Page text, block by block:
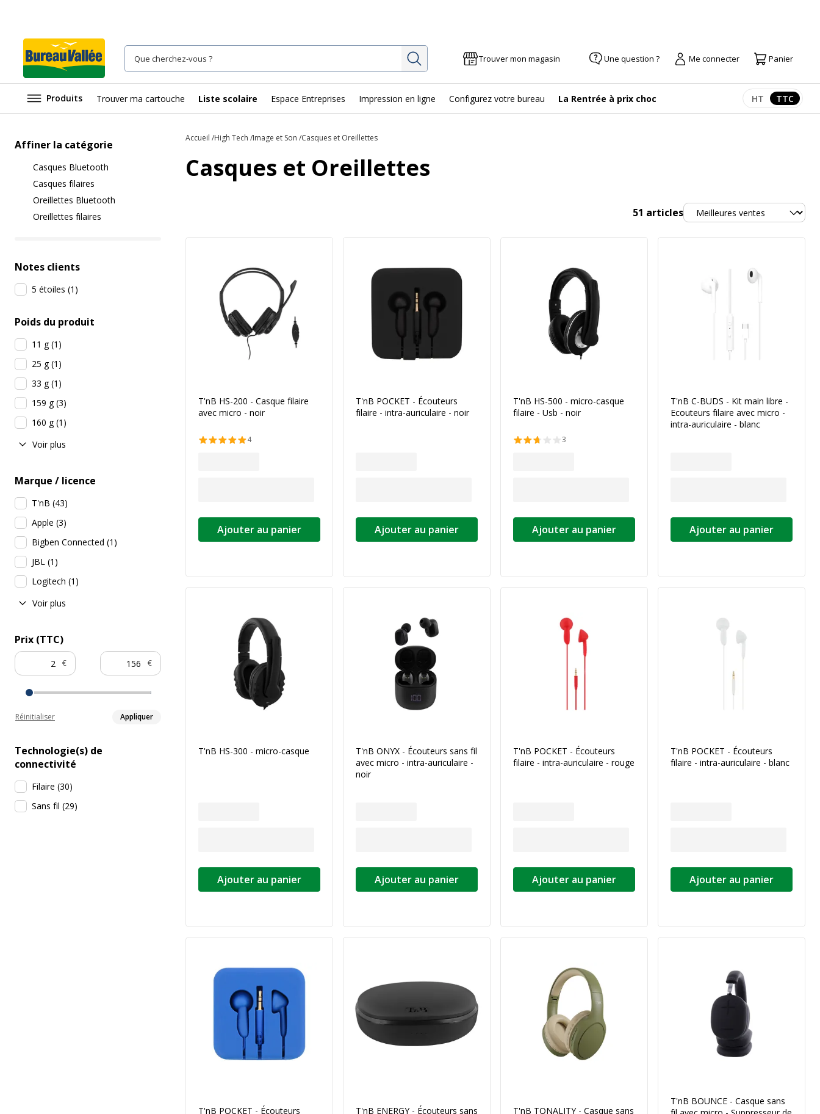
Rechercher Trouver mon magasin Une question ? Me connecter Panier
Produits Trouver ma cartouche Liste scolaire Espace Entreprises Impression en ligne Configurez votre bureau La Rentrée à prix choc Afficher les
HT TTC
Affiner la catégorie
Casques Bluetooth
Casques filaires
Oreillettes Bluetooth
Oreillettes filaires
Notes clients
5 étoiles (1 )
Poids du produit
11 g(1 )
25 g(1 )
33 g(1 )
159 g(3)
160 g(1 )
Voir plus
Marque / licence
T'nB (43)
Apple (3)
Bigben Connected (1 )
JBL (1 )
Logitech (1 )
Voir plus
Prix (TTC)
€ €
Réinitialiser Appliquer
Technologie(s) de
connectivité
Filaire (30)
Sans fil (29)
Accueil High Tech Image et Son Casques et Oreillettes
Casques et Oreillettes
51 articlesTrier
T'nB HS-200 - Casque filaire
avec micro - noir
4
Ajouter au panier
T'nB POCKET - Écouteurs
filaire - intra-auriculaire - noir
Ajouter au panier
T'nB HS-500 - micro-casque
filaire - Usb - noir
3
Ajouter au panier
T'nB C-BUDS - Kit main libre -
Ecouteurs filaire avec micro -
intra-auriculaire - blanc
Ajouter au panier
T'nB HS-300 - micro-casque
Ajouter au panier
T'nB ONYX - Écouteurs sans fil
avec micro - intra-auriculaire -
noir
Ajouter au panier
T'nB POCKET - Écouteurs
filaire - intra-auriculaire - rouge
Ajouter au panier
T'nB POCKET - Écouteurs
filaire - intra-auriculaire - blanc
Ajouter au panier
T'nB POCKET - Écouteurs
T'nB ENERGY - Écouteurs sans
T'nB TONALITY - Casque sans
T'nB BOUNCE - Casque sans